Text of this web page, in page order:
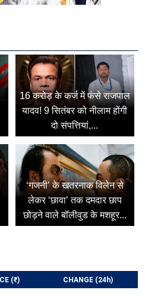
16 करोड़ के कर्ज में फंसे राजपाल
यादव! 9 सितंबर को नीलाम होंगी
दो संपत्तियां,...
‘गजनी’ के खतरनाक विलेन से
लेकर ‘छावा’ तक दमदार छाप
छोड़ने वाले बॉलीवुड के मशहूर...